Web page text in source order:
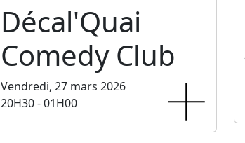
Décal'Quai
Comedy Club
Vendredi, 27 mars 2026
20H30 - 01H00